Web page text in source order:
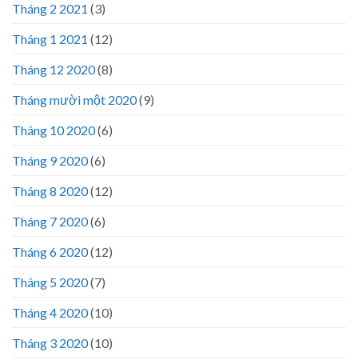
Tháng 2 2021 (3)
Tháng 1 2021 (12)
Tháng 12 2020(8)
Tháng mười một 2020(9)
Tháng 10 2020(6)
Tháng 9 2020(6)
Tháng 8 2020(12)
Tháng 7 2020(6)
Tháng 6 2020(12)
Tháng 5 2020(7)
Tháng 4 2020(10)
Tháng 3 2020(10)